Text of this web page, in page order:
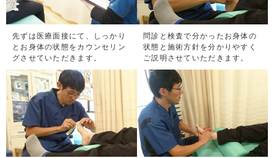
先ずは医療面接にて、しっかり
とお身体の状態をカウンセリン
グさせていただきます。
問診と検査で分かったお身体の
状態と施術方針を分かりやすく
ご説明させていただきます。